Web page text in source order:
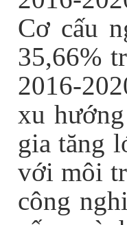
Cơ cấu
35,66%
2016-
xu
gia tăng
với môi
công